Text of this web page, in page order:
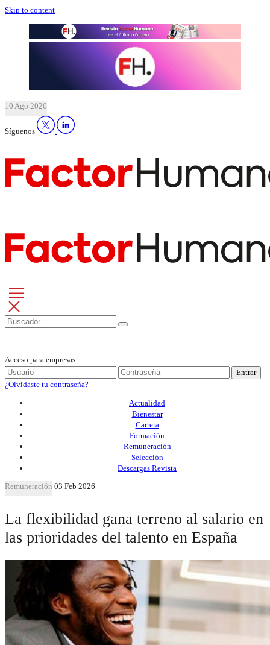
Skip to content
10 Ago 2026
Síguenos
Acceso para empresas
Entrar
¿Olvidaste tu contraseña?
Actualidad
Bienestar
Carrera
Formación
Remuneración
Selección
Descargas Revista
Remuneración 03 Feb 2026
La flexibilidad gana terreno al salario en
las prioridades del talento en España